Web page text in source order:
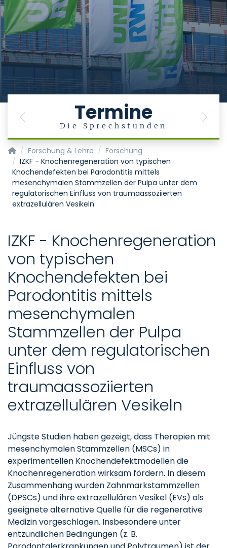
Termine
Die Sprechstunden
Previous Next
Klinik für Orthopädie, Unfall- und
Forschung & Lehre
Forschung
IZKF - Knochenregeneration von typischen
Knochendefekten bei Parodontitis mittels
mesenchymalen Stammzellen der Pulpa unter dem
regulatorischen Einfluss von traumaassoziierten
extrazellulären Vesikeln
IZKF - Knochenregeneration
von typischen
Knochendefekten bei
Parodontitis mittels
mesenchymalen
Stammzellen der Pulpa
unter dem regulatorischen
Einfluss von
traumaassoziierten
extrazellulären Vesikeln
Jüngste Studien haben gezeigt, dass Therapien mit
mesenchymalen Stammzellen (MSCs) in
experimentellen Knochendefektmodellen die
Knochenregeneration wirksam fördern. In diesem
Zusammenhang wurden Zahnmarkstammzellen
(DPSCs) und ihre extrazellulären Vesikel (EVs) als
geeignete alternative Quelle für die regenerative
Medizin vorgeschlagen. Insbesondere unter
entzündlichen Bedingungen (z. B.